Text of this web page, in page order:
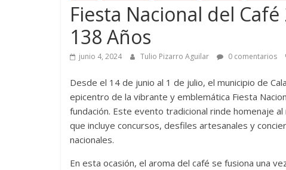
Fiesta Nacional del
138 Años
junio 4, 2024 Tulio Pizarro Aguilar 0 comentarios
Desde el 14 de junio al 1 de julio, el municipio de
epicentro de la vibrante y emblemática Fiesta
fundación. Este evento tradicional rinde homenaje
que incluye concursos, desfiles artesanales y
nacionales.
En esta ocasión, el aroma del café se fusiona una